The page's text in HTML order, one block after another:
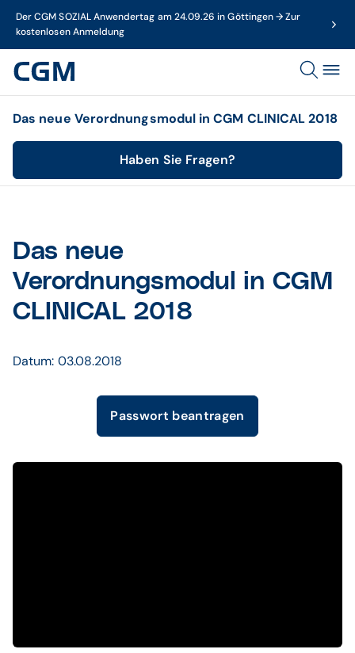
Der CGM SOZIAL Anwendertag am 24.09.26 in Göttingen → Zur
kostenlosen Anmeldung
Das neue Verordnungsmodul in CGM CLINICAL 2018
Haben Sie Fragen?
Das neue
Verordnungsmodul in CGM
CLINICAL 2018
Datum: 03.08.2018
Passwort beantragen